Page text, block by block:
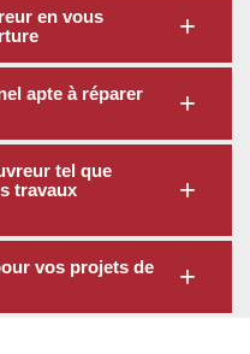
en vous
apte à réparer
tel que
travaux
vos projets de